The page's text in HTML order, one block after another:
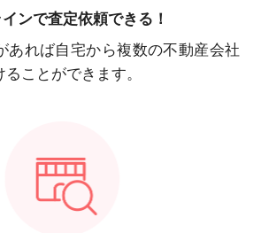
ンで査定依頼できる！
あれば自宅から複数の不動産会社
ことができます。